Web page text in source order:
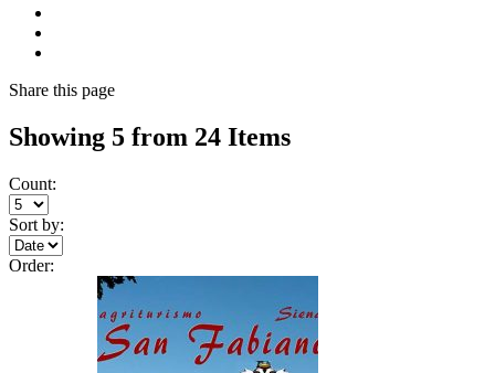
Share this page
Showing 5 from 24 Items
Count:
Sort by:
Order: